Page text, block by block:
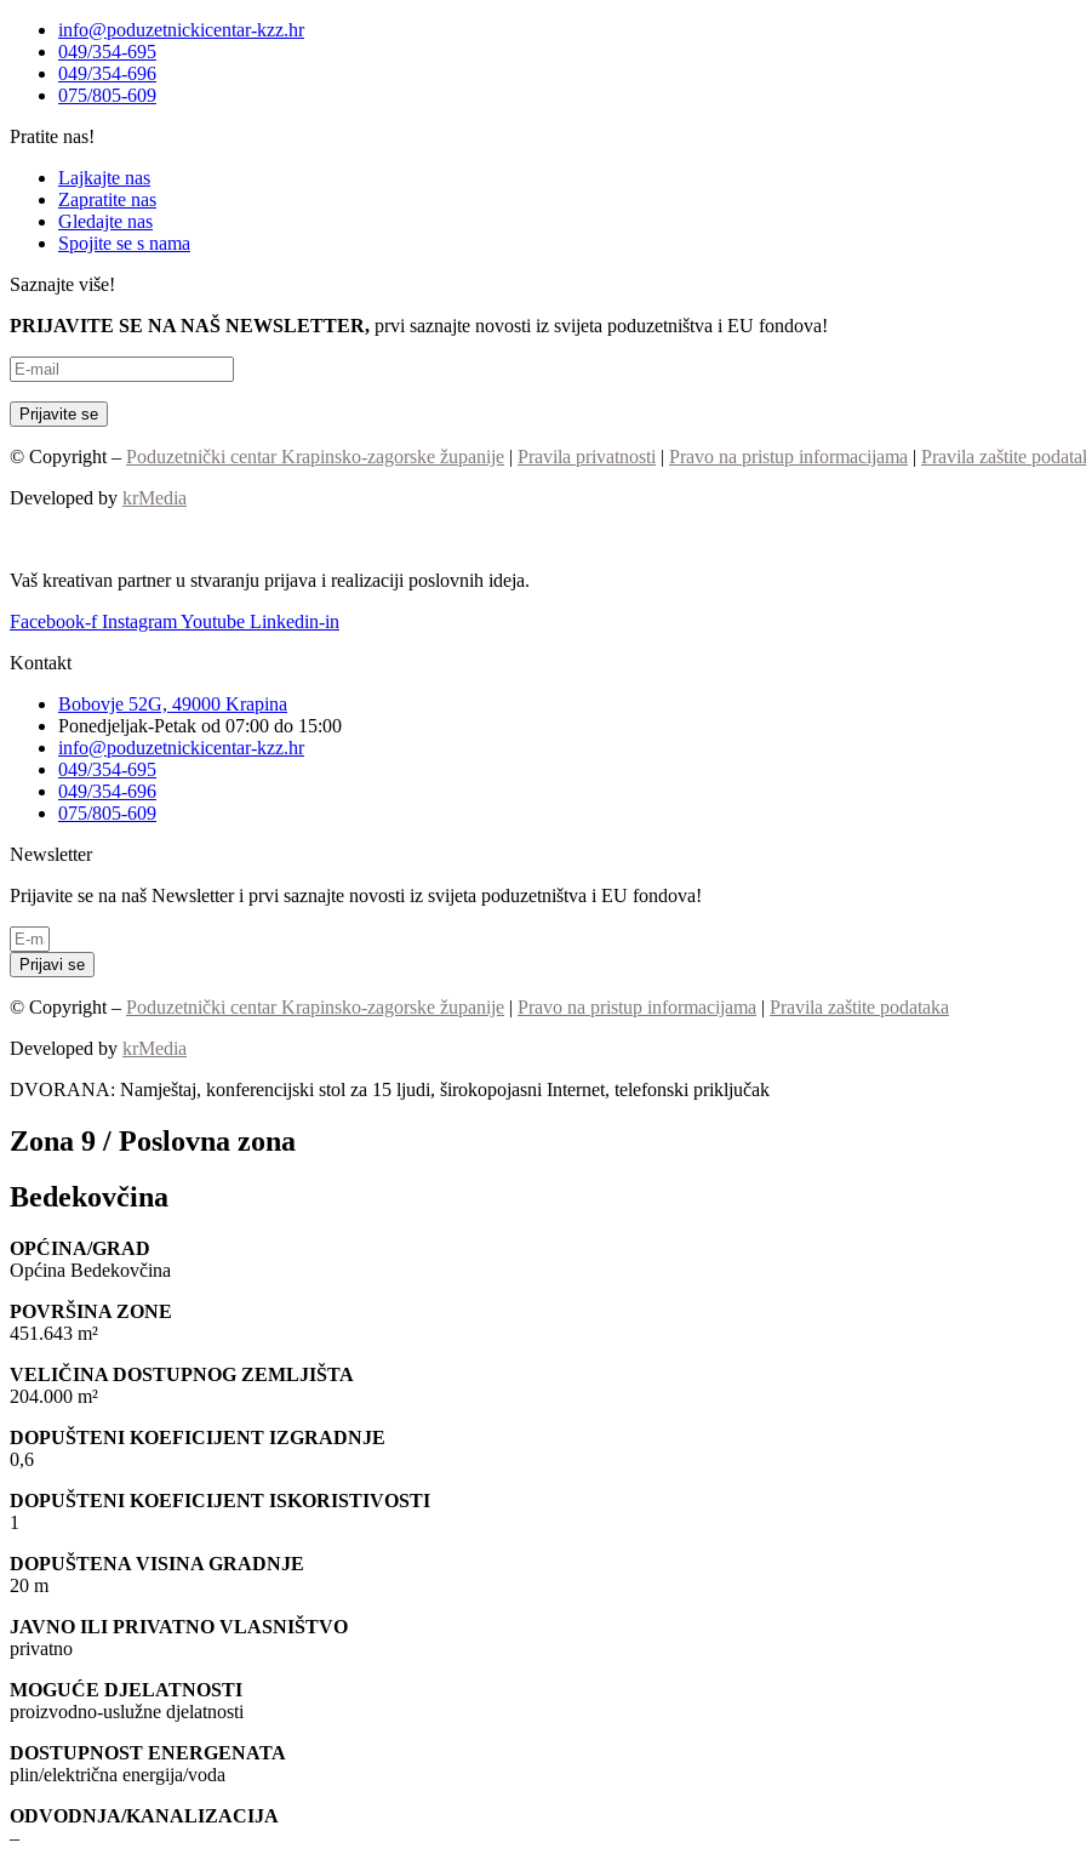
info@poduzetnickicentar-kzz.hr
049/354-695
049/354-696
075/805-609
Pratite nas!
Lajkajte nas
Zapratite nas
Gledajte nas
Spojite se s nama
Saznajte više!
PRIJAVITE SE NA NAŠ NEWSLETTER, prvi saznajte novosti iz svijeta poduzetništva i EU fondova!
© Copyright – Poduzetnički centar Krapinsko-zagorske županije | Pravila privatnosti | Pravo na pristup informacijama | Pravila zaštite
Developed by krMedia
Vaš kreativan partner u stvaranju prijava i realizaciji poslovnih ideja.
Facebook-f InstagramYoutube Linkedin-in
Kontakt
Bobovje 52G, 49000 Krapina
Ponedjeljak-Petak od 07:00 do 15:00
info@poduzetnickicentar-kzz.hr
049/354-695
049/354-696
075/805-609
Newsletter
Prijavite se na naš Newsletter i prvi saznajte novosti iz svijeta poduzetništva i EU fondova!
Prijavi se
© Copyright – Poduzetnički centar Krapinsko-zagorske županije | Pravo na pristup informacijama | Pravila zaštite podataka
Developed by krMedia
DVORANA: Namještaj, konferencijski stol za 15 ljudi, širokopojasni Internet, telefonski priključak
Zona 9 / Poslovna zona
Bedekovčina
OPĆINA/GRAD
Općina Bedekovčina
POVRŠINA ZONE
451.643 m²
VELIČINA DOSTUPNOG ZEMLJIŠTA
204.000 m²
DOPUŠTENI KOEFICIJENT IZGRADNJE
0,6
DOPUŠTENI KOEFICIJENT ISKORISTIVOSTI
1
DOPUŠTENA VISINA GRADNJE
20 m
JAVNO ILI PRIVATNO VLASNIŠTVO
privatno
MOGUĆE DJELATNOSTI
proizvodno-uslužne djelatnosti
DOSTUPNOST ENERGENATA
plin/električna energija/voda
ODVODNJA/KANALIZACIJA
–